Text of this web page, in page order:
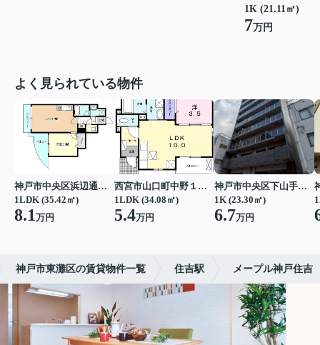
1K (21.11㎡)
7万円
よく見られている物件
神戸市中央区浜辺通３丁目
1LDK (35.42㎡)
8.1万円
西宮市山口町中野１丁目
1LDK (34.08㎡)
5.4万円
神戸市中央区下山手通７丁目
1K (23.30㎡)
6.7万円
神戸市東灘区の賃貸物件一覧 住吉駅 メープル神戸住吉